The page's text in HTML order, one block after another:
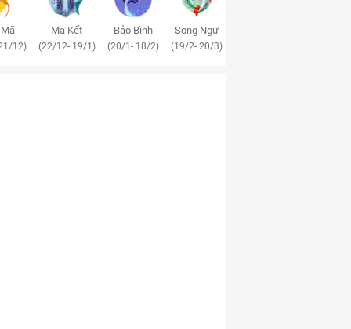
12)
Ma Kết
(22/12- 19/1)
Bảo Bình
(20/1- 18/2)
Song Ngư
(19/2- 20/3)